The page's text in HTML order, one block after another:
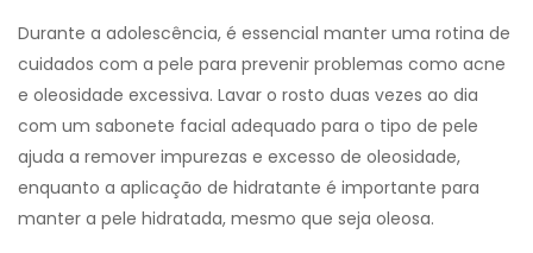
Durante a adolescência, é essencial manter uma rotina de
cuidados com a pele para prevenir problemas como acne
e oleosidade excessiva. Lavar o rosto duas vezes ao dia
com um sabonete facial adequado para o tipo de pele
ajuda a remover impurezas e excesso de oleosidade,
enquanto a aplicação de hidratante é importante para
manter a pele hidratada, mesmo que seja oleosa.